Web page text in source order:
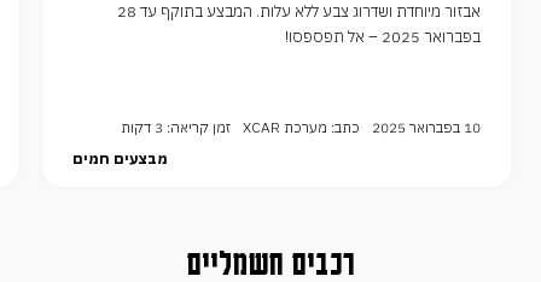
אבזור מיוחדת ושדרוג צבע ללא עלות. המבצע בתוקף עד 28
בפברואר 2025 – אל תפספסו!
10 בפברואר 2025 כתב: מערכת XCAR
זמן קריאה: 3 דקות
מבצעים חמים
רכבים חשמליים